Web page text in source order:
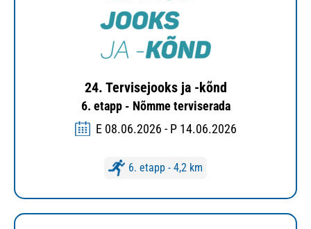
24. Tervisejooks ja -kõnd
6. etapp - Nõmme terviserada
E 08.06.2026 - P 14.06.2026
6. etapp - 4,2 km